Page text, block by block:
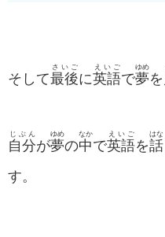
そして最後
さいご
に英語
えいご
で夢
ゆめ
を
自分
じぶん
が夢
ゆめ
の中
なか
で英語
えいご
を話
はな
す。